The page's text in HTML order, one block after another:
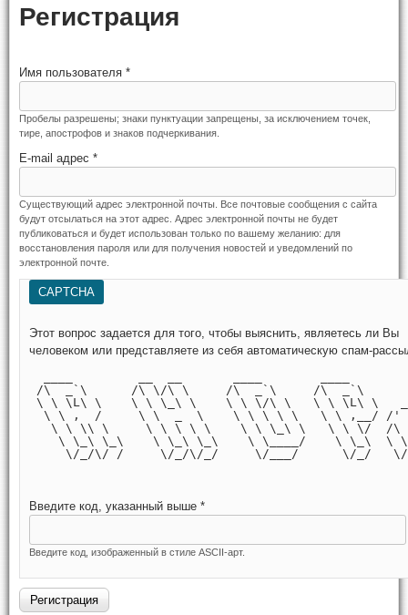
Регистрация
Имя пользователя *
Пробелы разрешены; знаки пунктуации запрещены, за исключением точек,
тире, апострофов и знаков подчеркивания.
E-mail адрес *
Существующий адрес электронной почты. Все почтовые сообщения с сайта
будут отсылаться на этот адрес. Адрес электронной почты не будет
публиковаться и будет использован только по вашему желанию: для
восстановления пароля или для получения новостей и уведомлений по
электронной почте.
CAPTCHA
Этот вопрос задается для того, чтобы выяснить, являетесь ли Вы
человеком или представляете из себя автоматическую спам-
/\  _`\      /\ \/\ \     /\  _`\     /\
\ \ \L\ \    \ \ \_\ \    \ \ \/\ \   \ \ \L\ \
\ \ ,  /     \ \  _  \    \ \ \ \ \   \ \ ,__/
\ \ \\ \     \ \ \ \ \    \ \ \_\ \   \ \ \/  /
\ \_\ \_\    \ \_\ \_\    \ \____/    \ \_\  \
\/_/\/ /     \/_/\/_/     \/___/      \/_/
Введите код, указанный выше *
Введите код, изображенный в стиле ASCII-арт.